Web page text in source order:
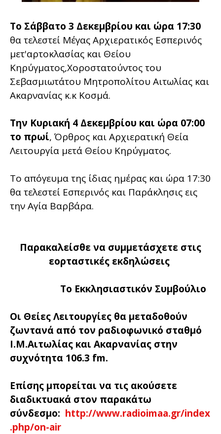
Το Σάββατο 3 Δεκεμβρίου και ώρα 17:30
θα τελεστεί Μέγας Αρχιερατικός Εσπερινός
μετ'αρτοκλασίας και Θείου
Κηρύγματος,Χοροστατούντος του
Σεβασμιωτάτου Μητροπολίτου Αιτωλίας και
Ακαρνανίας κ.κ Κοσμά.
Την Κυριακή 4 Δεκεμβρίου και ώρα 07:00
το πρωί, Όρθρος και Αρχιερατική Θεία
Λειτουργία μετά Θείου Κηρύγματος.
Το απόγευμα της ίδιας ημέρας και ώρα 17:30
θα τελεστεί Εσπερινός και Παράκλησις εις
την Αγία Βαρβάρα.
Παρακαλείσθε να συμμετάσχετε στις
εορταστικές εκδηλώσεις
Το Εκκλησιαστικόν Συμβούλιο
Oι Θείες Λειτουργίες θα μεταδοθούν
ζωντανά από τον ραδιοφωνικό σταθμό
Ι.Μ.Αιτωλίας και Ακαρνανίας στην
συχνότητα 106.3 fm.
Επίσης μπορείται να τις ακούσετε
διαδικτυακά στον παρακάτω
σύνδεσμο: http://www.radioimaa.gr/index
.php/on-air